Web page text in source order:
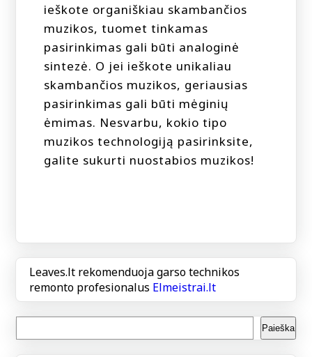
ieškote organiškiau skambančios
muzikos, tuomet tinkamas
pasirinkimas gali būti analoginė
sintezė. O jei ieškote unikaliau
skambančios muzikos, geriausias
pasirinkimas gali būti mėginių
ėmimas. Nesvarbu, kokio tipo
muzikos technologiją pasirinksite,
galite sukurti nuostabios muzikos!
Leaves.lt rekomenduoja garso technikos
remonto profesionalus Elmeistrai.lt
Paieška